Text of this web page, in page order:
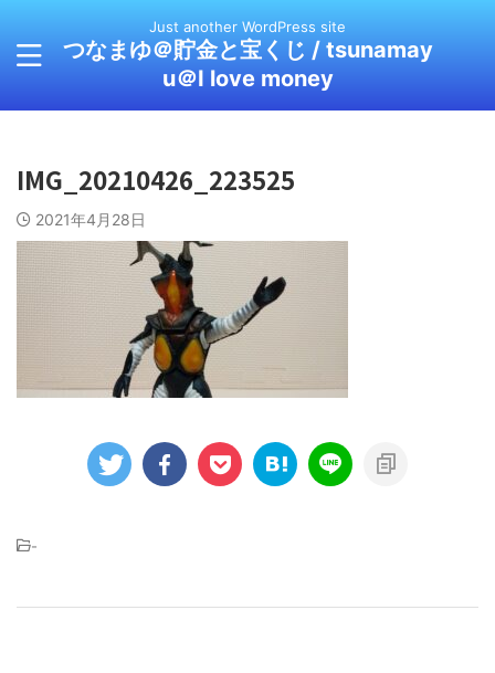
Just another WordPress site
つなまゆ＠貯金と宝くじ / tsunamay
u＠I love money
IMG_20210426_223525
2021年4月28日
-